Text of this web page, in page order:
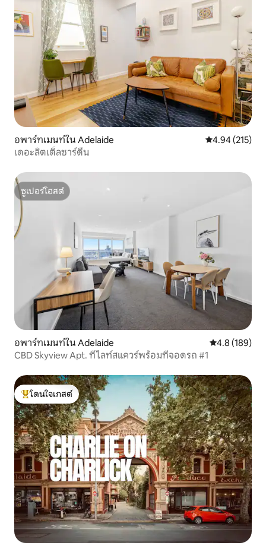
อพาร์ทเมนท์ใน Adelaide คะแนนเฉลี่ย
4.94 (215)
เดอะลิตเติ้ลซาร์ดีน
ซูเปอร์โฮสต์
ซูเปอร์โฮสต์
อพาร์ทเมนท์ใน Adelaide คะแนนเฉลี่ย
4.8 (189)
CBD Skyview Apt. ที่ไลท์สแควร์พร้อมที่จอดรถ #1
โดนใจเกสต์ที่สุด
โดนใจเกสต์